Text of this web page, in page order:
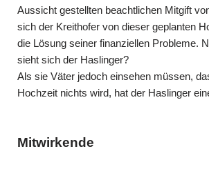
Aussicht gestellten beachtlichen Mitgift
sich der Kreithofer von dieser geplanten
die Lösung seiner finanziellen Probleme.
sieht sich der Haslinger?
Als sie Väter jedoch einsehen müssen,
Hochzeit nichts wird, hat der Haslinger
Mitwirkende